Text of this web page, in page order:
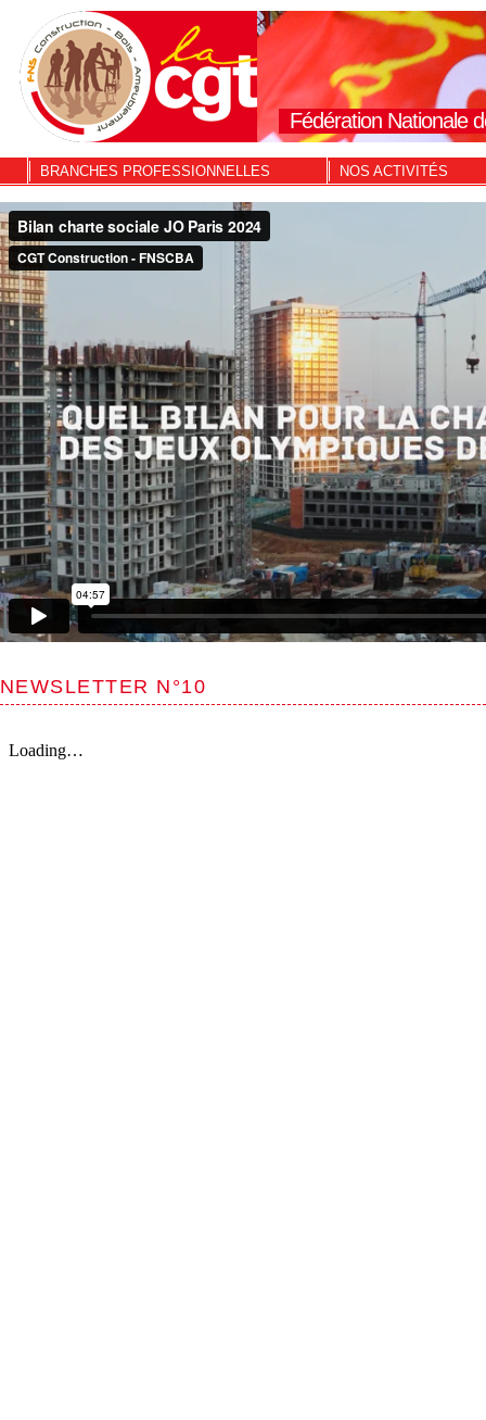
Fédération Nationale
BRANCHES PROFESSIONNELLES NOS ACTIVITÉS
NEWSLETTER N°10